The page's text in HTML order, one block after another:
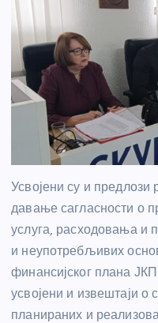
Усвојени су и предлози
давање сагласности о
услуга, расходовања и
и неупотребљивих
финансијског плана
усвојени и извештаји о
планираних и